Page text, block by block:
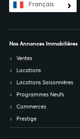
Français
Nos Annonces Immobilières
Ventes
Locations
Locations Saisonnières
Programmes Neufs
Commerces
Prestige